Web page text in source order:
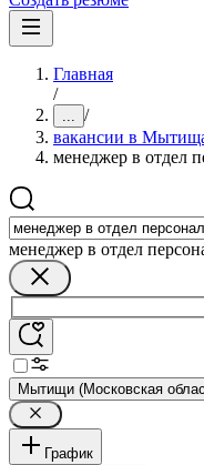
Главная
/
... /
вакансии в
менеджер в отдел
менеджер в отдел
Мытищи (Московская
График